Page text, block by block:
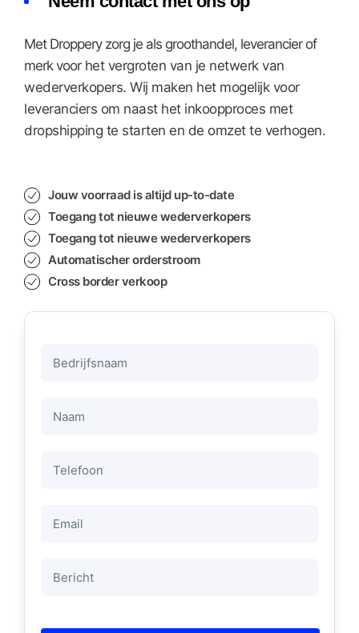
Met Droppery zorg je als groothandel, leverancier of
merk voor het vergroten van je netwerk van
wederverkopers. Wij maken het mogelijk voor
leveranciers om naast het inkoopproces met
dropshipping te starten en de omzet te verhogen.
Jouw voorraad is altijd up-to-date
Toegang tot nieuwe wederverkopers
Toegang tot nieuwe wederverkopers
Automatischer orderstroom
Cross border verkoop
Bedrijfsnaam
Telefoon